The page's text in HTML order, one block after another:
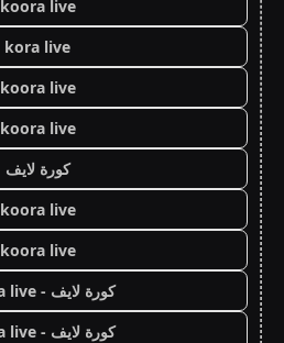
koora live
kora live
koora live
koora live
كورة لايف
koora live
koora live
كورة لايف - koora live
كورة لايف - koora live